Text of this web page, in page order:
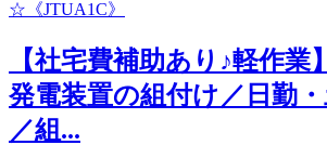
【社宅費補助あり♪軽作業
発電装置の組付け／日勤
／組...